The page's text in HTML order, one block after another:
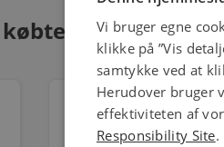
ogsåVi bruger egne
klikke på ”Vis
samtykke ved at
Herudover bruger
effektiviteten af
Responsibility Site.